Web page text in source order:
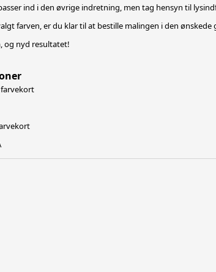
ind i den øvrige indretning, men tag hensyn til
farven, er du klar til at bestille malingen i den ønskede
og nyd resultatet!